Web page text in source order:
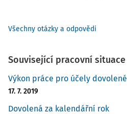
Všechny otázky a odpovědi
Související pracovní situace
Výkon práce pro účely dovolené
17. 7. 2019
Dovolená za kalendářní rok